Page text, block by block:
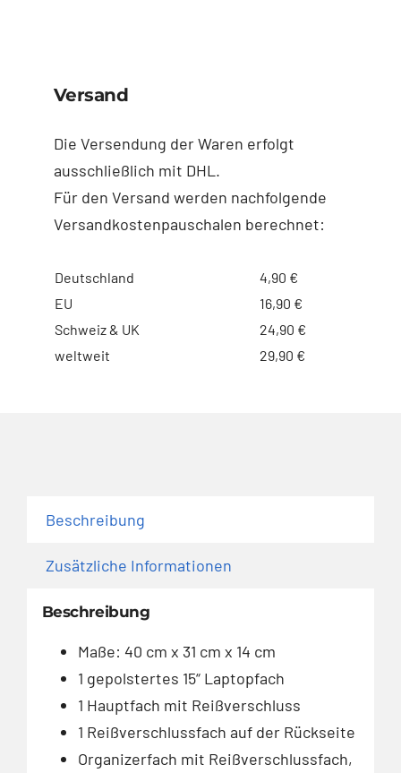
-
Versand
Die Versendung der Waren erfolgt
ausschließlich mit DHL.
Für den Versand werden nachfolgende
Versandkostenpauschalen berechnet:
Deutschland
4,90 €
EU
16,90 €
Schweiz & UK
24,90 €
weltweit
29,90 €
Beschreibung
Zusätzliche Informationen
Beschreibung
Maße: 40 cm x 31 cm x 14 cm
1 gepolstertes 15“ Laptopfach
1 Hauptfach mit Reißverschluss
1 Reißverschlussfach auf der Rückseite
Organizerfach mit Reißverschlussfach,